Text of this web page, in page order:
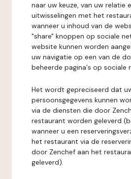
naar uw keuze, van uw relatie
uitwisselingen met het
wanneer u inhoud van de
"share" knoppen op sociale
website kunnen worden
uw navigatie op een van de
beheerde pagina's op sociale
Het wordt gepreciseerd dat
persoonsgegevens kunnen
via de diensten die door
restaurant worden geleverd
wanneer u een
het restaurant via de
door Zenchef aan het
geleverd).